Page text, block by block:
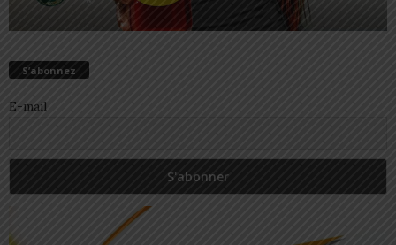
S’abonnez
E-mail